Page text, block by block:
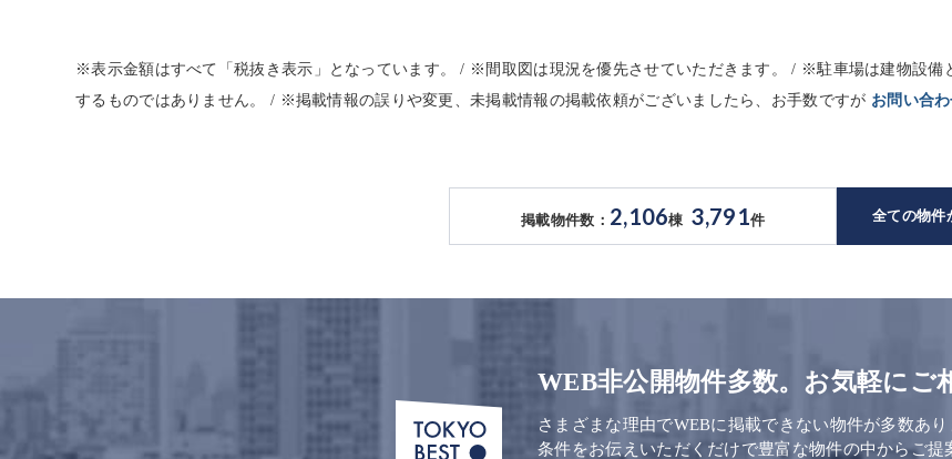
※表示金額はすべて「税抜き表示」となっています。 / ※間取図は現況を優先させていただきます。 / ※駐車場は建物設備
するものではありません。 / ※掲載情報の誤りや変更、未掲載情報の掲載依頼がございましたら、お手数ですが お問い合
掲載物件数： 2,106棟 3,791件 全ての物件
WEB非公開物件多数。お気軽にご
さまざまな理由でWEBに掲載できない物件が多数あり
条件をお伝えいただくだけで豊富な物件の中からご提